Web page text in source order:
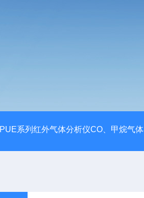
PUE系列红外气体分析仪CO、甲烷气